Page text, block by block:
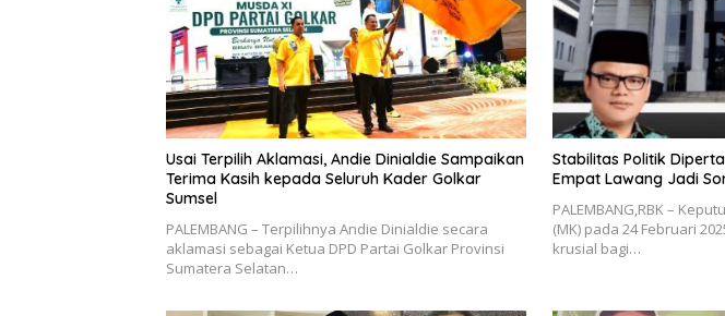
Usai Terpilih Aklamasi, Andie Dinialdie Sampaikan
Terima Kasih kepada Seluruh Kader Golkar
Sumsel
PALEMBANG – Terpilihnya Andie Dinialdie secara
aklamasi sebagai Ketua DPD Partai Golkar Provinsi
Sumatera Selatan…
Stabilitas Politik
Empat Lawang Jadi
PALEMBANG,RBK –
(MK) pada 24 Februari
krusial bagi…